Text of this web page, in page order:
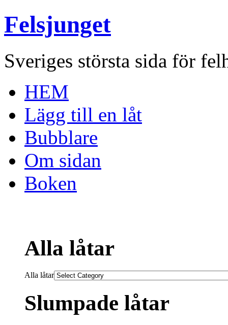
Felsjunget
Sveriges största sida för
HEM
Lägg till en låt
Bubblare
Om sidan
Boken
Alla låtar
Alla låtar
Slumpade låtar